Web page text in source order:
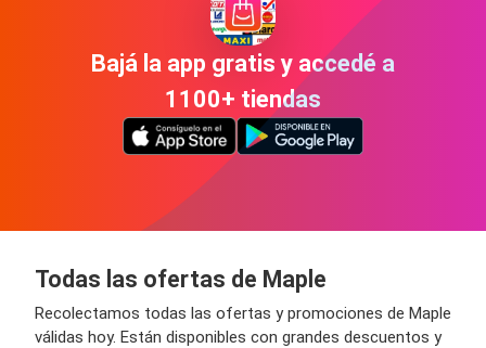
Bajá la app gratis y accedé a
1100+ tiendas
Todas las ofertas de Maple
Recolectamos todas las ofertas y promociones de Maple
válidas hoy. Están disponibles con grandes descuentos y